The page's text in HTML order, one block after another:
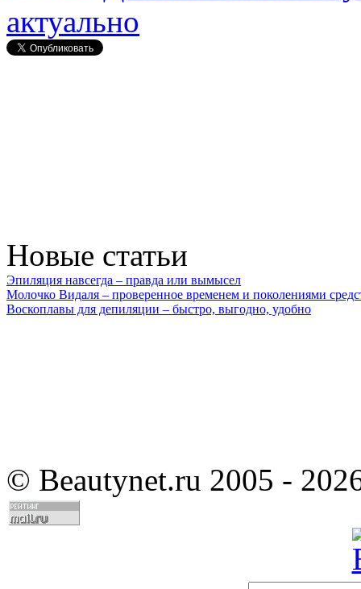
актуально
Новые статьи
Эпиляция навсегда – правда или вымысел
Молочко Видаля – проверенное временем и поколениями
Воскоплавы для депиляции – быстро, выгодно, удобно
© Beautynet.ru 2005 -